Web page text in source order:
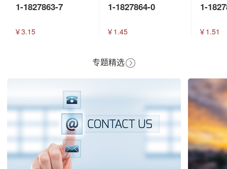
1-1827863-7
￥3.15
1-1827864-0
￥1.45
1-
￥1.51
专题精选